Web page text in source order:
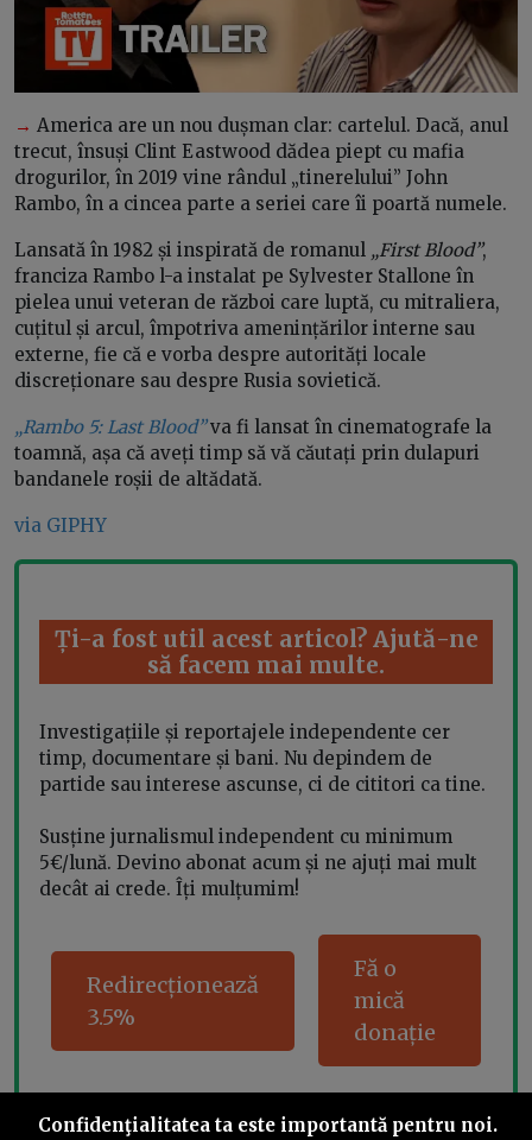
→ America are un nou dușman clar: cartelul. Dacă, anul
trecut, însuși Clint Eastwood dădea piept cu mafia
drogurilor, în 2019 vine rândul „tinerelului” John
Rambo, în a cincea parte a seriei care îi poartă numele.
Lansată în 1982 și inspirată de romanul „First Blood”,
franciza Rambo l-a instalat pe Sylvester Stallone în
pielea unui veteran de război care luptă, cu mitraliera,
cuțitul și arcul, împotriva amenințărilor interne sau
externe, fie că e vorba despre autorități locale
discreționare sau despre Rusia sovietică.
„Rambo 5: Last Blood”va fi lansat în cinematografe la
toamnă, așa că aveți timp să vă căutați prin dulapuri
bandanele roșii de altădată.
via GIPHY
Ți-a fost util acest articol? Ajută-ne
să facem mai multe.
Investigațiile și reportajele independente cer
timp, documentare și bani. Nu depindem de
partide sau interese ascunse, ci de cititori ca tine.
Susține jurnalismul independent cu minimum
5€/lună. Devino abonat acum și ne ajuți mai mult
decât ai crede. Îți mulțumim!
Redirecționează
3.5%
Fă o
mică
donație
Confidenţialitatea ta este importantă pentru noi.